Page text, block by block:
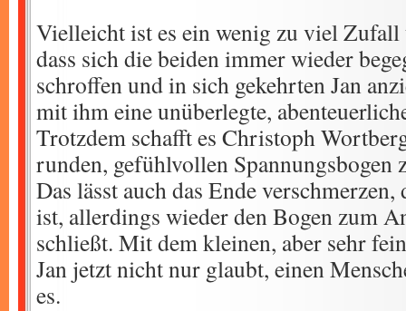
Vielleicht ist es ein wenig zu viel
dass sich die beiden immer wieder
schroffen und in sich gekehrten Jan
mit ihm eine unüberlegte,
Trotzdem schafft es Christoph
runden, gefühlvollen Spannungsbogen
Das lässt auch das Ende
ist, allerdings wieder den Bogen zum
schließt. Mit dem kleinen, aber sehr
Jan jetzt nicht nur glaubt, einen
es.